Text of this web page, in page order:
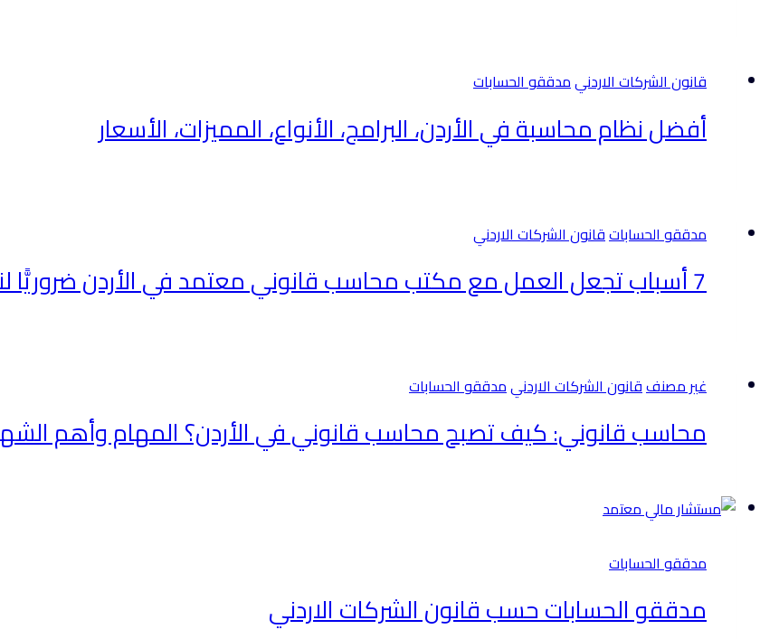
قانون الشركات الاردنيمدققو الحسابات
أفضل نظام محاسبة في الأردن، البرامج، الأنواع، المميزات، الأسعار
مدققو الحساباتقانون الشركات الاردني
7 أسباب تجعل العمل مع مكتب محاسب قانوني معتمد في الأردن ضروريًّا لنجاح مؤسستك
غير مصنفقانون الشركات الاردنيمدققو الحسابات
محاسب قانوني: كيف تصبح محاسب قانوني في الأردن؟ المهام وأهم
مدققو الحسابات
مدققو الحسابات حسب قانون الشركات الاردني